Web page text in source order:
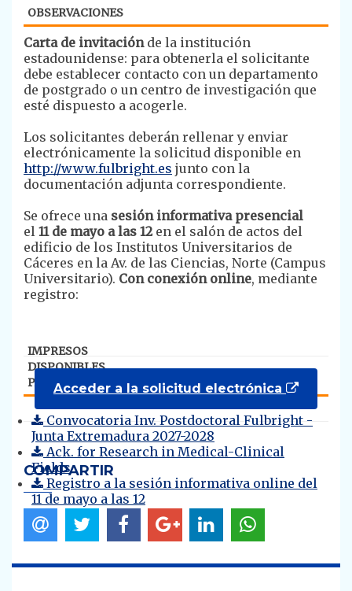
OBSERVACIONES
Carta de invitaciónde la institución
estadounidense: para obtenerla el solicitante
debe establecer contacto con un departamento
de postgrado o un centro de investigación que
esté dispuesto a acogerle.
Los solicitantes deberán rellenar y enviar
electrónicamente la solicitud disponible en
http://www.fulbright.es junto con la
documentación adjunta correspondiente.
Se ofrece una sesión informativa presencial
el 11 de mayo a las 12en el salón de actos del
edificio de los Institutos Universitarios de
Cáceres en la Av. de las Ciencias, Norte (Campus
Universitario). Con conexión online, mediante
registro:
IMPRESOS
DISPONIBLES
PARA DESCARGA
Convocatoria Inv. Postdoctoral Fulbright -
Junta Extremadura 2027-2028
Ack. for Research in Medical-Clinical
Fields
Registro a la sesión informativa online del
11 de mayo a las 12
Acceder a la solicitud electrónica
COMPARTIR